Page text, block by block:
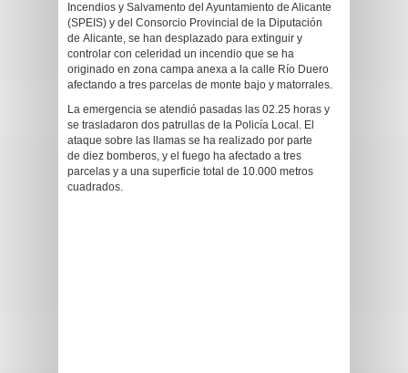
Incendios y Salvamento del Ayuntamiento de Alicante
(SPEIS) y del Consorcio Provincial de la Diputación
de Alicante, se han desplazado para extinguir y
controlar con celeridad un incendio que se ha
originado en zona campa anexa a la calle Río Duero
afectando a tres parcelas de monte bajo y matorrales.
La emergencia se atendió pasadas las 02.25 horas y
se trasladaron dos patrullas de la Policía Local. El
ataque sobre las llamas se ha realizado por parte
de diez bomberos, y el fuego ha afectado a tres
parcelas y a una superficie total de 10.000 metros
cuadrados.